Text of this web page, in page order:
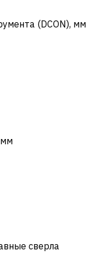
(DCON), мм
мм
сверла